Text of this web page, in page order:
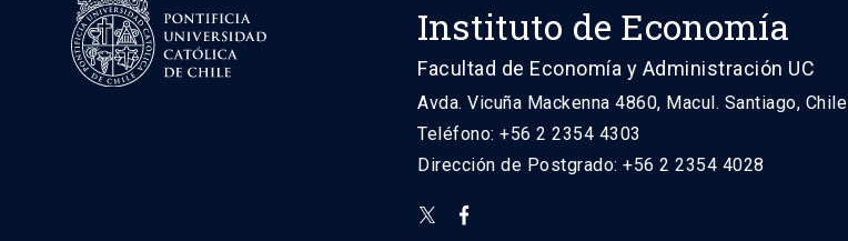
Instituto de Economía
Facultad de Economía y Administración UC
Avda. Vicuña Mackenna 4860, Macul. Santiago, Chile
Teléfono: +56 2 2354 4303
Dirección de Postgrado: +56 2 2354 4028